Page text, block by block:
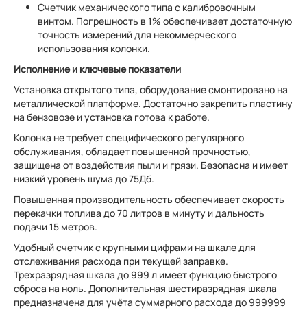
Счетчик механического типа с калибровочным
винтом. Погрешность в 1% обеспечивает достаточную
точность измерений для некоммерческого
использования колонки.
Исполнение и ключевые показатели
Установка открытого типа, оборудование смонтировано на
металлической платформе. Достаточно закрепить пластину
на бензовозе и установка готова к работе.
Колонка не требует специфического регулярного
обслуживания, обладает повышенной прочностью,
защищена от воздействия пыли и грязи. Безопасна и имеет
низкий уровень шума до 75Дб.
Повышенная производительность обеспечивает скорость
перекачки топлива до 70 литров в минуту и дальность
подачи 15 метров.
Удобный счетчик с крупными цифрами на шкале для
отслеживания расхода при текущей заправке.
Трехразрядная шкала до 999 л имеет функцию быстрого
сброса на ноль. Дополнительная шестиразрядная шкала
предназначена для учёта суммарного расхода до 999999